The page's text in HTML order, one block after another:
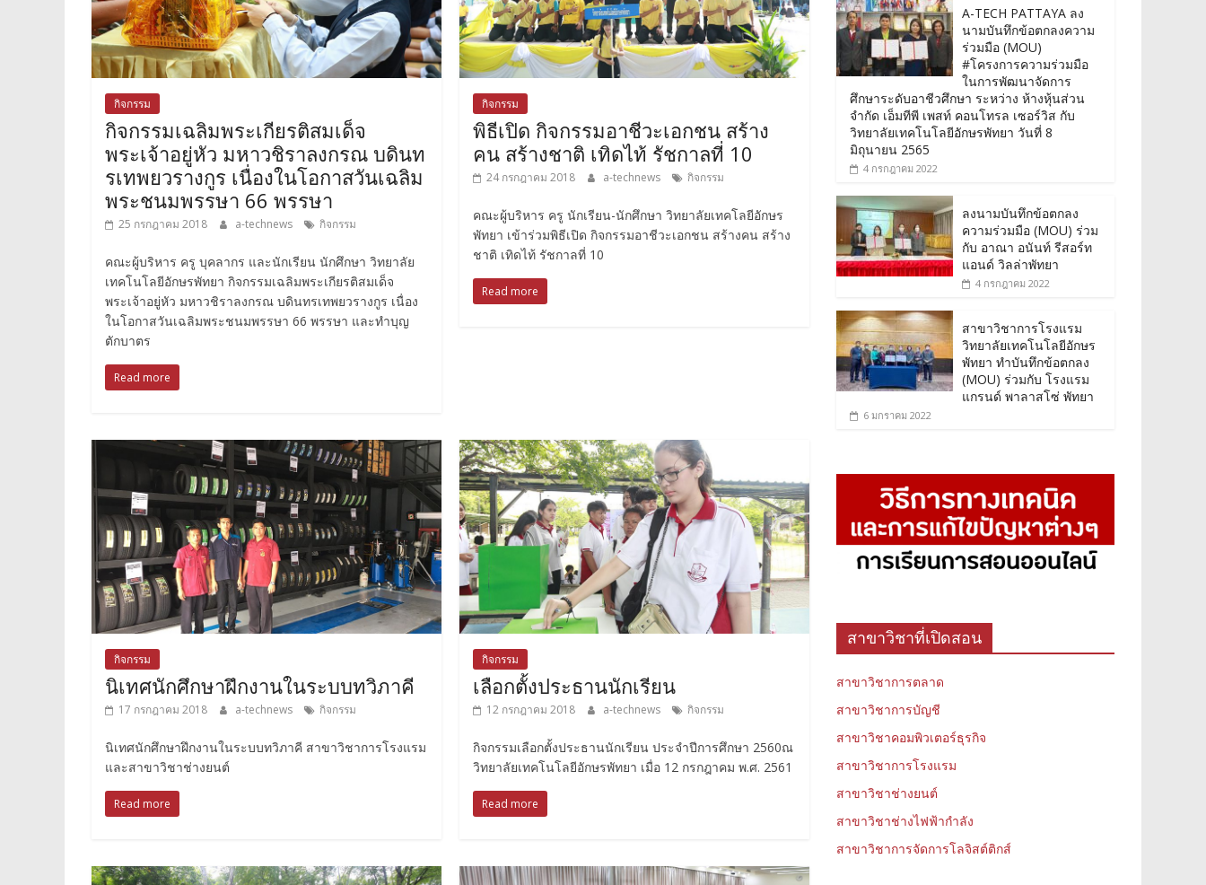
กิจกรรม
กิจกรรมเฉลิมพระเกียรติสมเด็จ
พระเจ้าอยู่หัว มหาวชิราลงกรณ บดินท
รเทพยวรางกูร เนื่องในโอกาสวันเฉลิม
พระชนมพรรษา 66 พรรษา
25 กรกฎาคม 2018 a-technews กิจกรรม
คณะผู้บริหาร ครู บุคลากร และนักเรียน นักศึกษา วิทยาลัย
เทคโนโลยีอักษรพัทยา กิจกรรมเฉลิมพระเกียรติสมเด็จ
พระเจ้าอยู่หัว มหาวชิราลงกรณ บดินทรเทพยวรางกูร เนื่อง
ในโอกาสวันเฉลิมพระชนมพรรษา 66 พรรษา และทำบุญ
ตักบาตร
Read more
กิจกรรม
พิธีเปิด กิจกรรมอาชีวะเอกชน สร้าง
คน สร้างชาติ เทิดไท้ รัชกาลที่ 10
24 กรกฎาคม 2018 a-technews กิจกรรม
คณะผู้บริหาร ครู นักเรียน-นักศึกษา วิทยาลัยเทคโลยีอักษร
พัทยา เข้าร่วมพิธีเปิด กิจกรรมอาชีวะเอกชน สร้างคน สร้าง
ชาติ เทิดไท้ รัชกาลที่ 10
Read more
กิจกรรม
นิเทศนักศึกษาฝึกงานในระบบทวิภาคี
17 กรกฎาคม 2018 a-technews กิจกรรม
นิเทศนักศึกษาฝึกงานในระบบทวิภาคี สาขาวิชาการโรงแรม
และสาขาวิชาช่างยนต์
Read more
กิจกรรม
เลือกตั้งประธานนักเรียน
12 กรกฎาคม 2018 a-technews กิจกรรม
กิจกรรมเลือกตั้งประธานนักเรียน ประจำปีการศึกษา 2560ณ
วิทยาลัยเทคโนโลยีอักษรพัทยา เมื่อ 12 กรกฎาคม พ.ศ. 2561
Read more
A-TECH PATTAYA ลง
นามบันทึกข้อตกลงความ
ร่วมมือ (MOU)
#โครงการความร่วมมือ
ในการพัฒนาจัดการ
ศึกษาระดับอาชีวศึกษา ระหว่าง ห้างหุ้นส่วน
จำกัด เอ็มทีพี เพสท์ คอนโทรล เซอร์วิส กับ
วิทยาลัยเทคโนโลยีอักษรพัทยา วันที่ 8
มิถุนายน 2565
4 กรกฎาคม 2022
ลงนามบันทึกข้อตกลง
ความร่วมมือ (MOU) ร่วม
กับ อาณา อนันท์ รีสอร์ท
แอนด์ วิลล่าพัทยา
4 กรกฎาคม 2022
สาขาวิชาการโรงแรม
วิทยาลัยเทคโนโลยีอักษร
พัทยา ทำบันทึกข้อตกลง
(MOU) ร่วมกับ โรงแรม
แกรนด์ พาลาสโซ่ พัทยา
6 มกราคม 2022
สาขาวิชาที่เปิดสอน
สาขาวิชาการตลาด
สาขาวิชาการบัญชี
สาขาวิชาคอมพิวเตอร์ธุรกิจ
สาขาวิชาการโรงแรม
สาขาวิชาช่างยนต์
สาขาวิชาช่างไฟฟ้ากำลัง
สาขาวิชาการจัดการโลจิสต์ติกส์